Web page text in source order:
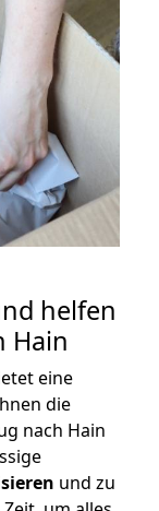
helfen
Hain
eine
die
nach Hain
und zu